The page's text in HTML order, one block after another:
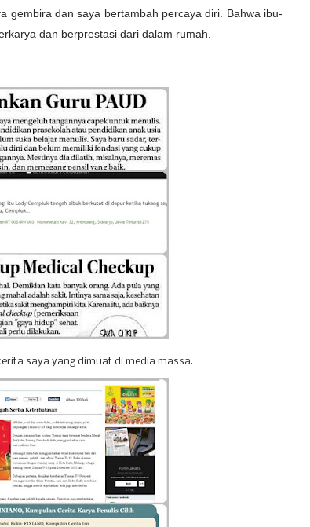
gembira dan saya bertambah percaya diri. Bahwa ibu-
dan berprestasi dari dalam rumah.
saya yang dimuat di media massa.